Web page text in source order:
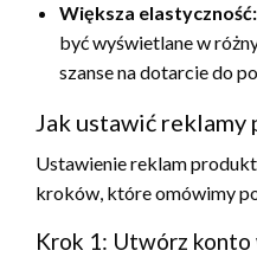
Większa elastyczność:
być wyświetlane w
szanse na dotarcie do
Jak ustawić reklamy
Ustawienie reklam
kroków, które omówimy
Krok 1: Utwórz